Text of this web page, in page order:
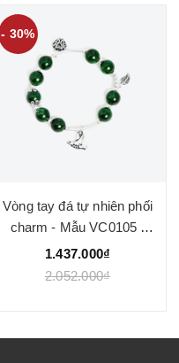
- 30%
Vòng tay đá tự nhiên phối
charm - Mẫu VC0105 -
Ngọc Quý
1.437.000₫
2.052.000₫